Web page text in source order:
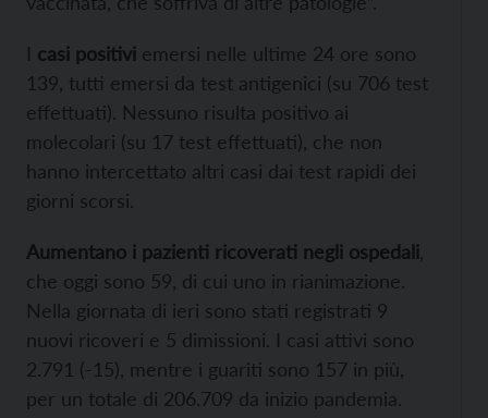
I casi positivi emersi nelle ultime 24 ore sono
139, tutti emersi da test antigenici (su 706 test
effettuati). Nessuno risulta positivo ai
molecolari (su 17 test effettuati), che non
hanno intercettato altri casi dai test rapidi dei
giorni scorsi.
Aumentano i pazienti ricoverati negli ospedali
che oggi sono 59, di cui uno in rianimazione.
Nella giornata di ieri sono stati registrati 9
nuovi ricoveri e 5 dimissioni. I casi attivi sono
2.791 (-15), mentre i guariti sono 157 in più,
per un totale di 206.709 da inizio pandemia.